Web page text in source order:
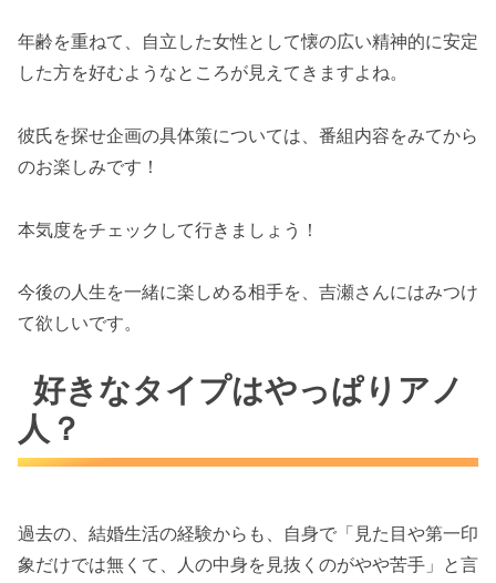
年齢を重ねて、自立した女性として懐の広い精神的に安定
した方を好むようなところが見えてきますよね。
彼氏を探せ企画の具体策については、番組内容をみてから
のお楽しみです！
本気度をチェックして行きましょう！
今後の人生を一緒に楽しめる相手を、吉瀬さんにはみつけ
て欲しいです。
好きなタイプはやっぱりアノ
人？
過去の、結婚生活の経験からも、自身で「見た目や第一印
象だけでは無くて、人の中身を見抜くのがやや苦手」と言